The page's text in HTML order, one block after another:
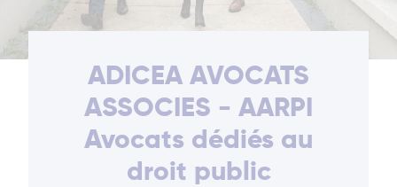
ADICEA AVOCATS
ASSOCIES - AARPI
Avocats dédiés au
droit public